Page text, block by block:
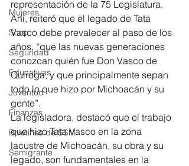
Mujeres
Scop
Seguridad
Educativas
Juventud
Finanzas
Boletines de SSM
Semigrante
representación de la 75 Legislatura.
Ahí, reiteró que el legado de Tata
Vasco debe prevalecer al paso de los
años, “que las nuevas generaciones
conozcan quién fue Don Vasco de
Quiroga, y que principalmente sepan
todo lo que hizo por Michoacán y su
gente”.
La legisladora, destacó que el trabajo
que hizo Tata Vasco en la zona
lacustre de Michoacán, su obra y su
legado, son fundamentales en la